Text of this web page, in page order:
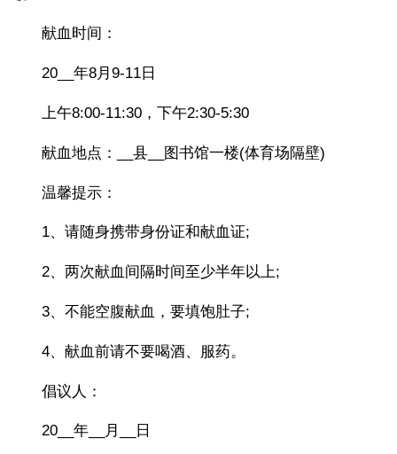
献血时间：
20__年8月9-11日
上午8:00-11:30，下午2:30-5:30
献血地点：__县__图书馆一楼(体育场隔壁)
温馨提示：
1、请随身携带身份证和献血证;
2、两次献血间隔时间至少半年以上;
3、不能空腹献血，要填饱肚子;
4、献血前请不要喝酒、服药。
倡议人：
20__年__月__日